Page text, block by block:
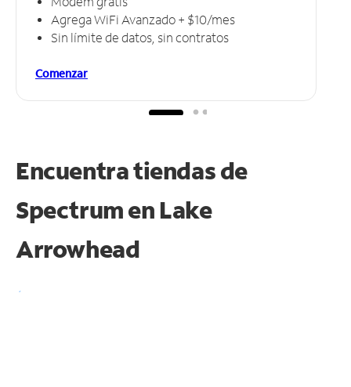
Agrega WiFi Avanzado + $10/mes
Sin límite de datos, sin contratos
Comenzar
Encuentra tiendas de
Spectrum en Lake
Arrowhead